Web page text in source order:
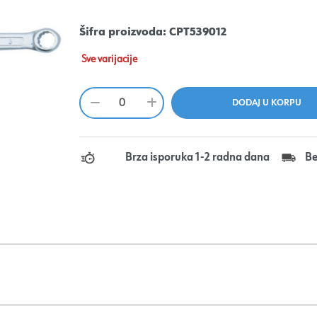
Šifra proizvoda: CPT539012
Sve varijacije
Brza isporuka 1-2 radna dana